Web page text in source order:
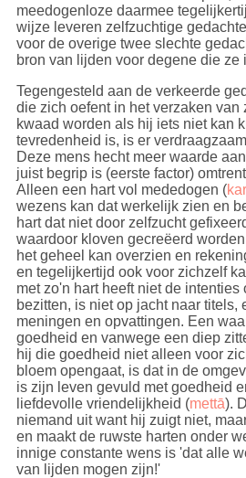
oorzaak van de andere mentale
gevoelens (vedanā),
mentale formaties (saṅkhāra).
geest oftewel bewustzijn (
pubbangama
), omdat, hoewel
met bewustzijn ontstaan, ze niet
bewustzijn (de geest) niet
Het woord 'saṅkappa' betekent
en daarom wordt juist dit woord
boeddhistische literatuur
Echter, het cultiveren van juiste
van het Achtvoudige Pad) heeft
juiste intenties te ontwikkelen.
saṅkappa isvitakka. Zie ook
Auteurs halen vaak gedachten
elkaar. Als tweede factor van
gaat het om de juiste gedachten
en niet om de juiste intenties.
heeft het cultiveren van de
functie om de juiste intenties te
dus twee afzonderlijke
doel van de training. Zo wordt
Dhp002 het woord 'manasā'
de geest'; 'in gedachten' staat.
manasavaak voor in de sutta
Boeddha deintentiebenadrukt.
vorm,mānasa, bestaat ook.
meedogenloze daarmee
wijze leveren zelfzuchtige
voor de overige twee slechte
bron van lijden voor degene die ze
Tegengesteld aan de verkeerde
die zich oefent in het verzaken van
kwaad worden als hij iets niet kan
tevredenheid is, is er
Deze mens hecht meer waarde
juist begrip is (eerste factor)
Alleen een hart vol mededogen (
wezens kan dat werkelijk zien en
hart dat niet door zelfzucht
waardoor kloven gecreëerd
het geheel kan overzien en
en tegelijkertijd ook voor zichzelf
met zo'n hart heeft niet de
bezitten, is niet op jacht naar titels,
meningen en opvattingen. Een
goedheid en vanwege een diep
hij die goedheid niet alleen voor
bloem opengaat, is dat in de
is zijn leven gevuld met goedheid
liefdevolle vriendelijkheid (mettā).
niemand uit want hij zuigt niet,
en maakt de ruwste harten onder
innige constante wens is 'dat alle
van lijden mogen zijn!'